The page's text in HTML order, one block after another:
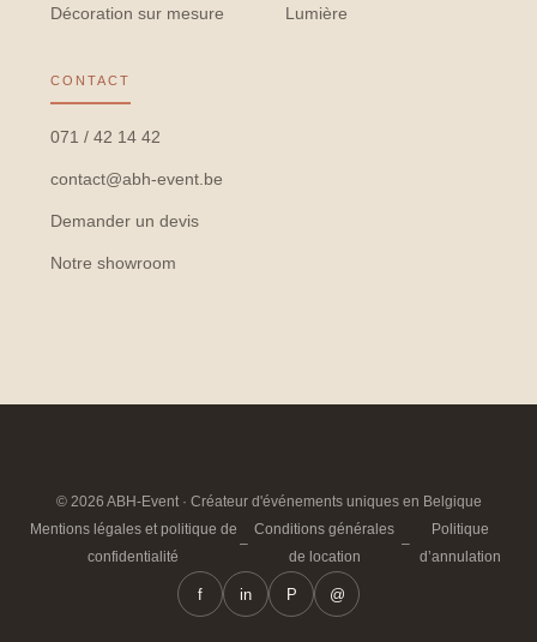
Décoration sur mesure Lumière
CONTACT
071 / 42 14 42
contact@abh-event.be
Demander un devis
Notre showroom
© 2026 ABH-Event · Créateur d'événements uniques en Belgique
Mentions légales et politique de
confidentialité
–
Conditions générales
de location
–
Politique
d’annulation
f in P @